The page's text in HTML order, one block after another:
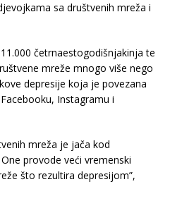
sa društvenih mreža i
četrnaestogodišnjakinja te
mreže mnogo više nego
depresije koja je povezana
Instagramu i
mreža je jača kod
provode veći vremenski
što rezultira depresijom”,